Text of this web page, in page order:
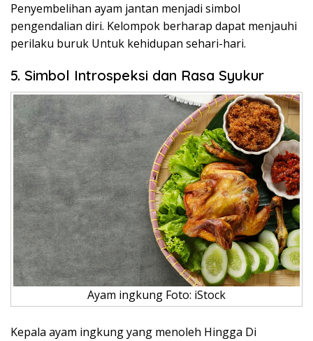
Penyembelihan ayam jantan menjadi simbol
pengendalian diri. Kelompok berharap dapat menjauhi
perilaku buruk Untuk kehidupan sehari-hari.
5. Simbol Introspeksi dan Rasa Syukur
Ayam ingkung Foto: iStock
Kepala ayam ingkung yang menoleh Hingga Di